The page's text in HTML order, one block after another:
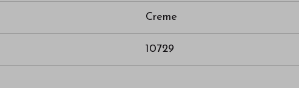
Creme
10729